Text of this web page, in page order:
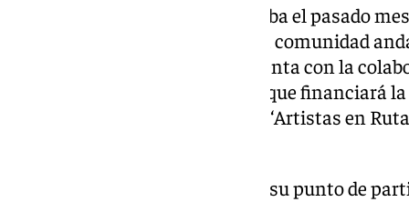
La programación, que comenzaba el pasado
Jaén, recorrerá la totalidad de la comunidad
Como novedad, esta edición cuenta con la
Intérpretes y Ejecutantes, AIE, que financiará
el ciclo a través de su programa ‘Artistas en
La nueva edición del ciclo tiene su punto de